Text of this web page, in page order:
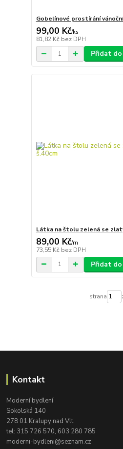
Gobelínové prostírání
99,00 Kč/ks
81,82 Kč bez DPH
Přidat
Látka na štolu zelená se
89,00 Kč/m
73,55 Kč bez DPH
Přidat
strana
Kontakt
Moderní bydlení
Sokolská 140
278 01 Kralupy nad Vlt.
tel: 315 726 570, 603 280 785
moderni-bydleni@seznam.cz